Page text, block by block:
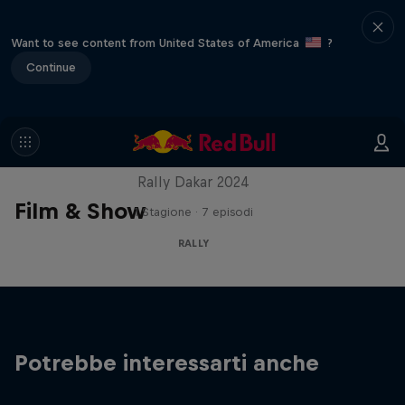
Want to see content from United States of America
?
Continue
Film & Show
In the Dust
Rally Dakar 2024
1 Stagione · 7 episodi
RALLY
Potrebbe interessarti anche